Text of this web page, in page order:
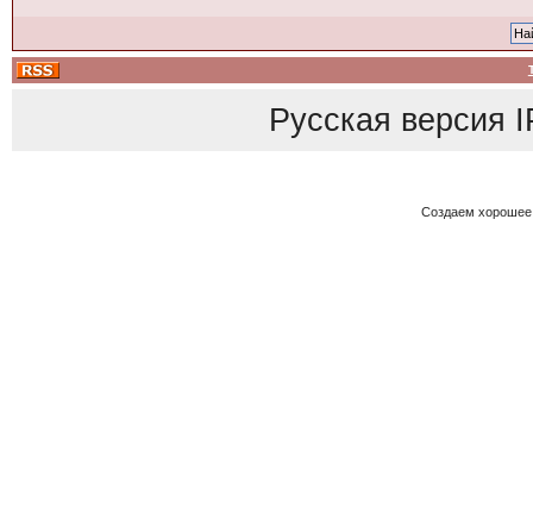
Русская версия
Создаем